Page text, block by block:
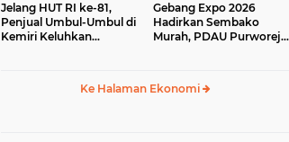
Jelang HUT RI ke-81,
Penjual Umbul-Umbul di
Kemiri Keluhkan
Gebang Expo 2026
Hadirkan Sembako
Murah, PDAU Purworejo
Ke Halaman Ekonomi